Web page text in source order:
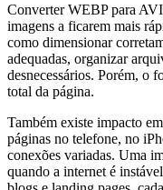
Converter WEBP para
imagens a ficarem mais
como dimensionar
adequadas, organizar
desnecessários. Porém, o
total da página.
Também existe impacto
páginas no telefone, no
conexões variadas. Uma
quando a internet é